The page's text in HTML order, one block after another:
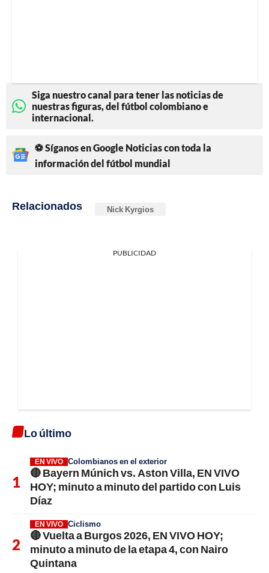
Siga nuestro canal para tener las noticias de
nuestras figuras, del fútbol colombiano e
internacional.
⚽ Síganos en Google Noticias con toda la
información del fútbol mundial
Relacionados Nick Kyrgios
PUBLICIDAD
Lo último
EN VIVO Colombianos en el exterior
🔴 Bayern Múnich vs. Aston Villa, EN VIVO
HOY; minuto a minuto del partido con Luis
Díaz
EN VIVO Ciclismo
🔴 Vuelta a Burgos 2026, EN VIVO HOY;
minuto a minuto de la etapa 4, con Nairo
Quintana